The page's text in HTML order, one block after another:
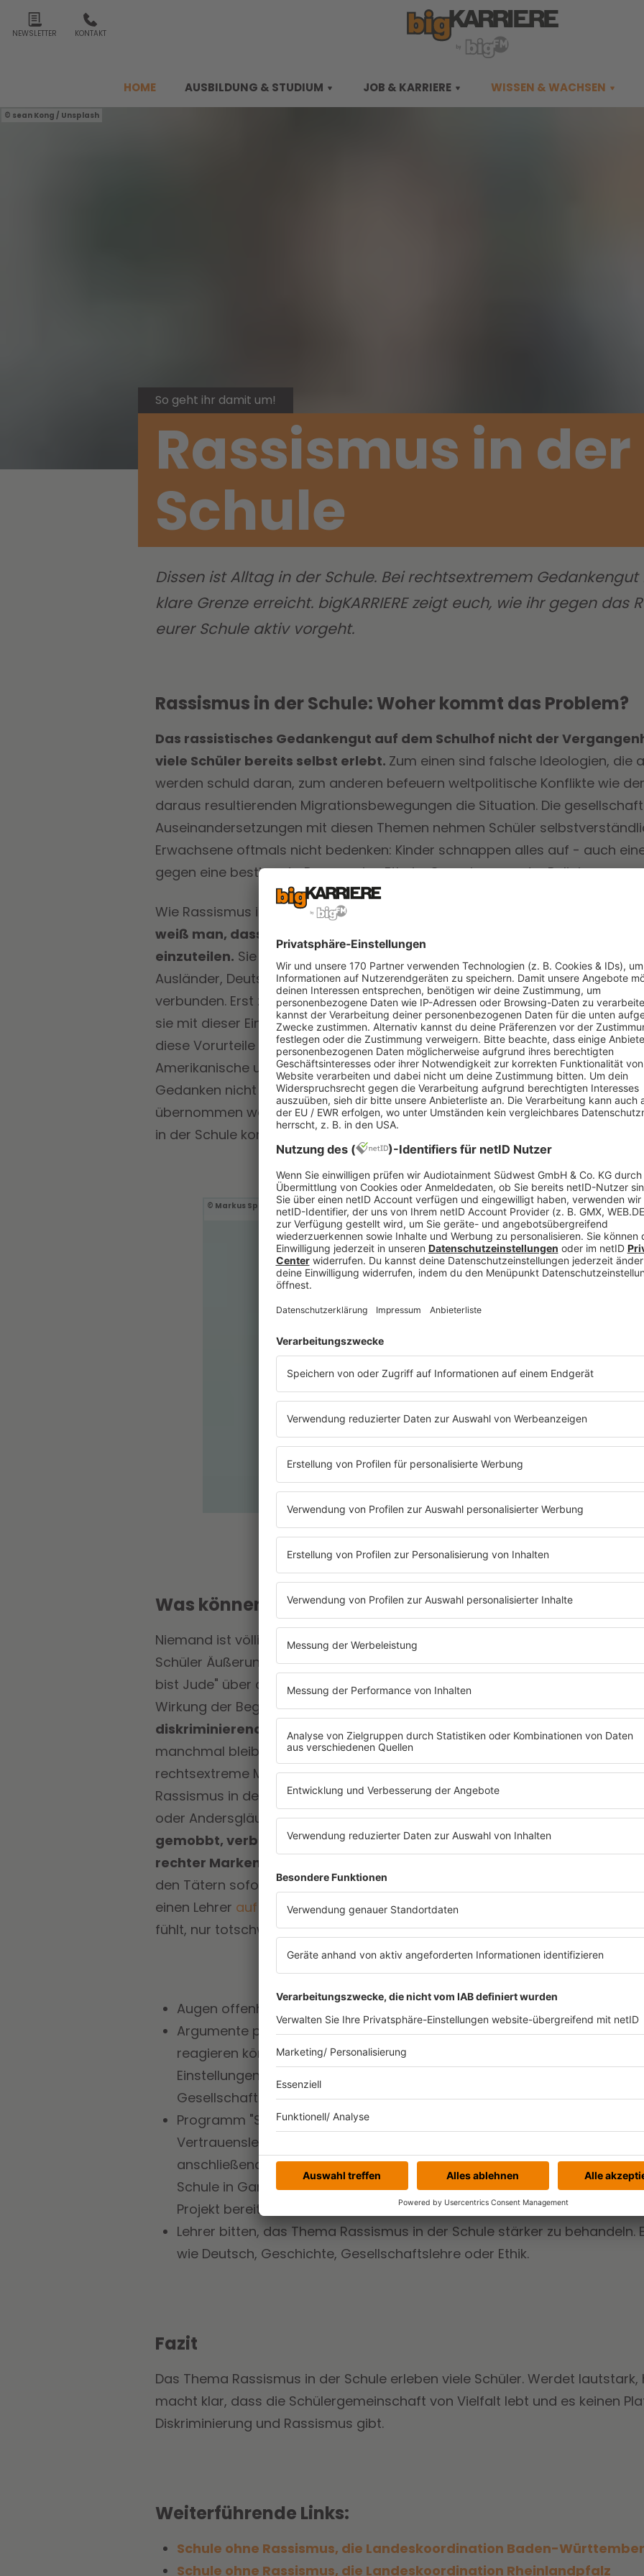
NEWSLETTER KONTAKT
HOME AUSBILDUNG & STUDIUM JOB & KARRIERE WISSEN & WACHSEN
sean Kong / Unsplash
So geht ihr damit um!
Rassismus in der
Schule
Dissen ist Alltag in der Schule. Bei rechtsextremem
klare Grenze erreicht. bigKARRIERE zeigt euch, wie ihr gegen das
eurer Schule aktiv vorgeht.
Rassismus in der Schule: Woher kommt das Problem?
Das rassistisches Gedankengut auf dem Schulhof nicht der
viele Schüler bereits selbst erlebt. Zum einen sind falsche Ideologien, die
werden schuld daran, zum anderen befeuern weltpolitische Konflikte wie
daraus resultierenden Migrationsbewegungen die Situation. Die
Auseinandersetzungen mit diesen Themen nehmen Schüler
Erwachsene oftmals nicht bedenken: Kinder schnappen alles auf - auch
gegen eine bestimmte Person, eine Ethnie, Gruppierung oder Religion.
Wie Rassismus in die Köpfe kommt, haben sich bereits viele
weiß man, dass Kinder bereits im Alter von drei bis vier Jahren lernen,
einzuteilen. Sie beginnen mit Kategorien wie Frauen, Männer, schwarze
Ausländer, Deutsche - dieses Schubladendenken ist noch nicht mit
verbunden. Erst zwischen dem sechsten und achten Lebensjahr fangen
sie mit dieser Einordnung andere Menschen abwerten können. Ab dem
diese Vorurteile dann mit politischen Überzeugungen verknüpft und
Amerikanische und englische Studien haben gezeigt, dass Stereotype,
Gedanken nicht primär von der Familie, sondern vor allem von
übernommen werden. Deshalb ist es wichtig, dass ihr aktiv dagegen
in der Schule konfrontiert seid. So verhindert ihr die Verbreitung der
Markus Spiske / Unsplash
Was können Schüler gegen Rassismus in der Schule
Niemand ist völlig frei von Vorurteilen. Deshalb ist es wichtig, sich dieser
Schüler Äußerungen wie "Du bist schwul", "Du bist behindert", "Du bist
bist Jude" über den Schulhof schleudern, haben sie sich nicht immer
Wirkung der Begriffe gemacht.Ihnen mag nicht bewusst sein, dass sie
diskriminierend handeln. Teilweise sind solche Aussagen aber klar
manchmal bleibt es nicht bei verbalen Attacken, sondern es wird
rechtsextreme Minderheit nicht stärker fühlt als sie ist, darf die Mehrheit
Rassismus in der Schule begegnet - zum Beispiel in Form von negativen
oder Andersgläubige, als Schmierereien auf dem Schulgelände,wenn
gemobbt, verbal oder tätlich angegriffen werden oder wenn
rechter Marken tragen, solltet ihr das ansprechen.
den Tätern sofort sagen, dass ihr Verhalten inakzeptabel ist. In anderen
einen Lehrer auf die Situation aufmerksam zu machen
fühlt, nur totschweigen solltet ihr das Problem nicht. Hier noch konkretere
Augen offenhalten. Rassismus in der Schule offen ansprechen und sich
Argumente parat haben. Überlegt euch, wie ihr auf rechtsextreme
reagieren könnt. Zum Beispiel: "Das deutsche Grundgesetz ist mit
Einstellungen nicht einverstanden. Lies mal Artikel 1 und Artikel 3 nach!",
Gesellschaft ist kein Platz für Rassismus!“, „An dieser Schule
Programm "Schule ohne Rassismus - Schule mit Courage" initiieren.
Vertrauenslehrer ins Boot, werbt für das Projekt in eurer Klasse und
anschließend der Schulleitung vor, um eine Auseinandersetzung mit
Schule in Gang zu setzen. Rund 2500 Schulen und über 1,5 Millionen
Projekt bereits mit.
Lehrer bitten, das Thema Rassismus in der Schule stärker zu behandeln.
wie Deutsch, Geschichte, Gesellschaftslehre oder Ethik.
Fazit
Das Thema Rassismus in der Schule erleben viele Schüler. Werdet
macht klar, dass die Schülergemeinschaft von Vielfalt lebt und es keinen
Diskriminierung und Rassismus gibt.
Weiterführende Links:
Schule ohne Rassismus, die Landeskoordination Baden-
Schule ohne Rassismus, die Landeskoordination Rheinlandpfalz